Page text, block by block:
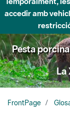
accedir amb
Pesta
La
FrontPage